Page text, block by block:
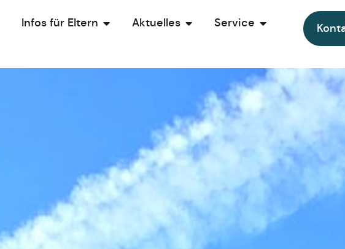
Infos für Eltern Aktuelles Service